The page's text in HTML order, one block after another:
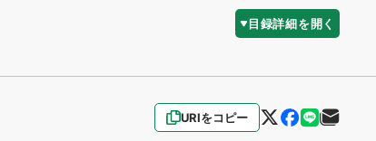
目録詳細を開く
URIをコピー